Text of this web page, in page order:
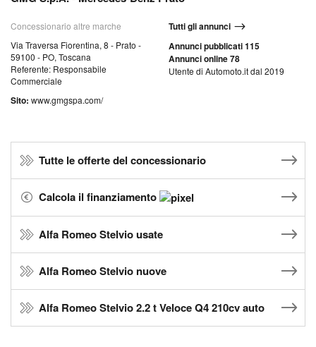
Concessionario altre marche
Via Traversa Fiorentina, 8 - Prato -
59100 - PO, Toscana
Referente: Responsabile
Commerciale
Sito: www.gmgspa.com/
Tutti gli annunci
Annunci pubblicati 115
Annunci online 78
Utente di Automoto.it dal 2019
Tutte le offerte del concessionario
Calcola il finanziamento
Alfa Romeo Stelvio usate
Alfa Romeo Stelvio nuove
Alfa Romeo Stelvio 2.2 t Veloce Q4 210cv auto